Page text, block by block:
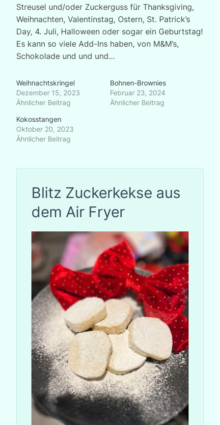
Streusel und/oder Zuckerguss für Thanksgiving,
Weihnachten, Valentinstag, Ostern, St. Patrick’s
Day, 4. Juli, Halloween oder sogar ein Geburtstag!
Es kann so viele Add-Ins haben, von M&M’s,
Schokolade und und und…
Weihnachtskringel
Dezember 15, 2023
Ähnlicher Beitrag
Bohnen-Brownies
Februar 23, 2024
Ähnlicher Beitrag
Kokosstangen
Oktober 20, 2023
Ähnlicher Beitrag
Blitz Zuckerkekse aus
dem Air Fryer